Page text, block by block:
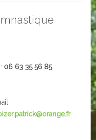
06 63 35 56 85